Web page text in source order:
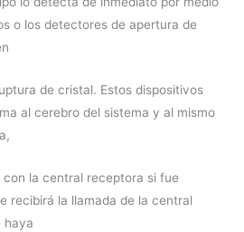
o los detectores de apertura de
de cristal. Estos dispositivos
al cerebro del sistema y al mismo
la central receptora si fue
recibirá la llamada de la central
haya